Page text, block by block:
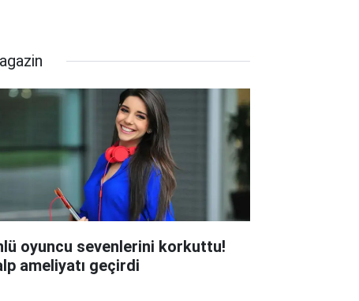
oyuncu sevenlerini korkuttu!
ameliyatı geçirdi